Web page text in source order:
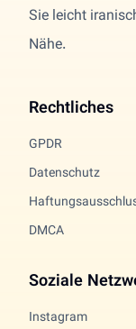
Sie leicht
Nähe.
Rechtliches
GPDR
Datenschutz
DMCA
Soziale
Instagram